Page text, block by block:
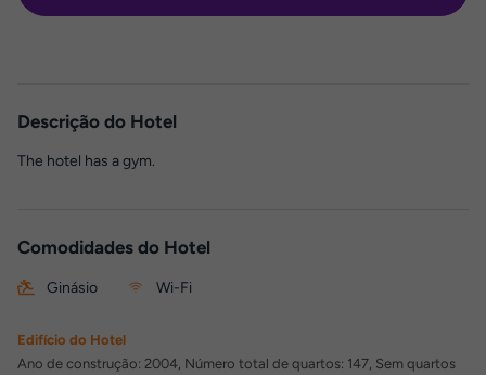
Descrição do Hotel
The hotel has a gym.
Comodidades do Hotel
Ginásio Wi-Fi
Edifício do Hotel
Ano de construção: 2004, Número total de quartos: 147, Sem quartos